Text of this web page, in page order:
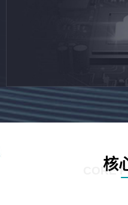
核
CORE